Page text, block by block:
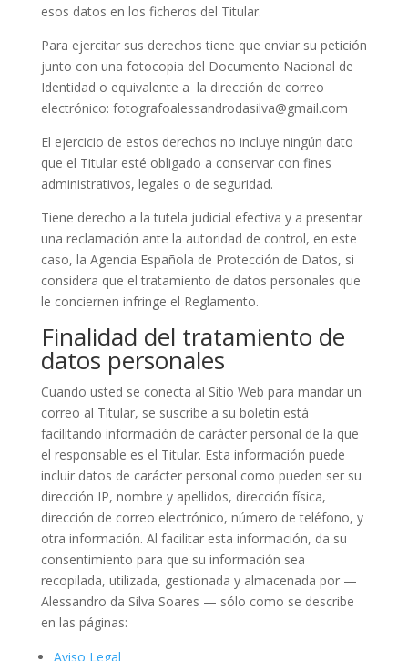
esos datos en los ficheros del Titular.
Para ejercitar sus derechos tiene que enviar su petición
junto con una fotocopia del Documento Nacional de
Identidad o equivalente a la dirección de correo
electrónico: fotografoalessandrodasilva@gmail.com
El ejercicio de estos derechos no incluye ningún dato
que el Titular esté obligado a conservar con fines
administrativos, legales o de seguridad.
Tiene derecho a la tutela judicial efectiva y a presentar
una reclamación ante la autoridad de control, en este
caso, la Agencia Española de Protección de Datos, si
considera que el tratamiento de datos personales que
le conciernen infringe el Reglamento.
Finalidad del tratamiento de
datos personales
Cuando usted se conecta al Sitio Web para mandar un
correo al Titular, se suscribe a su boletín está
facilitando información de carácter personal de la que
el responsable es el Titular. Esta información puede
incluir datos de carácter personal como pueden ser su
dirección IP, nombre y apellidos, dirección física,
dirección de correo electrónico, número de teléfono, y
otra información. Al facilitar esta información, da su
consentimiento para que su información sea
recopilada, utilizada, gestionada y almacenada por —
Alessandro da Silva Soares — sólo como se describe
en las páginas:
Aviso Legal